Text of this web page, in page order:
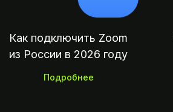
Как подключить Zoom
из России в 2026 году
Подробнее